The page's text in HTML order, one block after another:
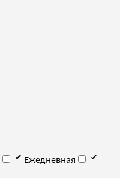
Ежедневная